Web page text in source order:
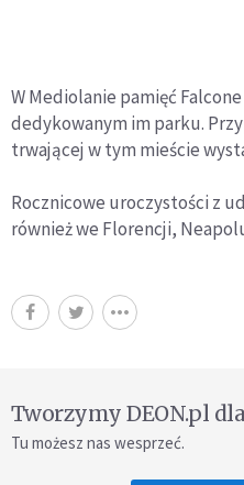
W Mediolanie pamięć
dedykowanym im parku.
trwającej w tym mieście
Rocznicowe uroczystości z
również we Florencji,
Tworzymy DEON.pl
Tu możesz nas wesprzeć.